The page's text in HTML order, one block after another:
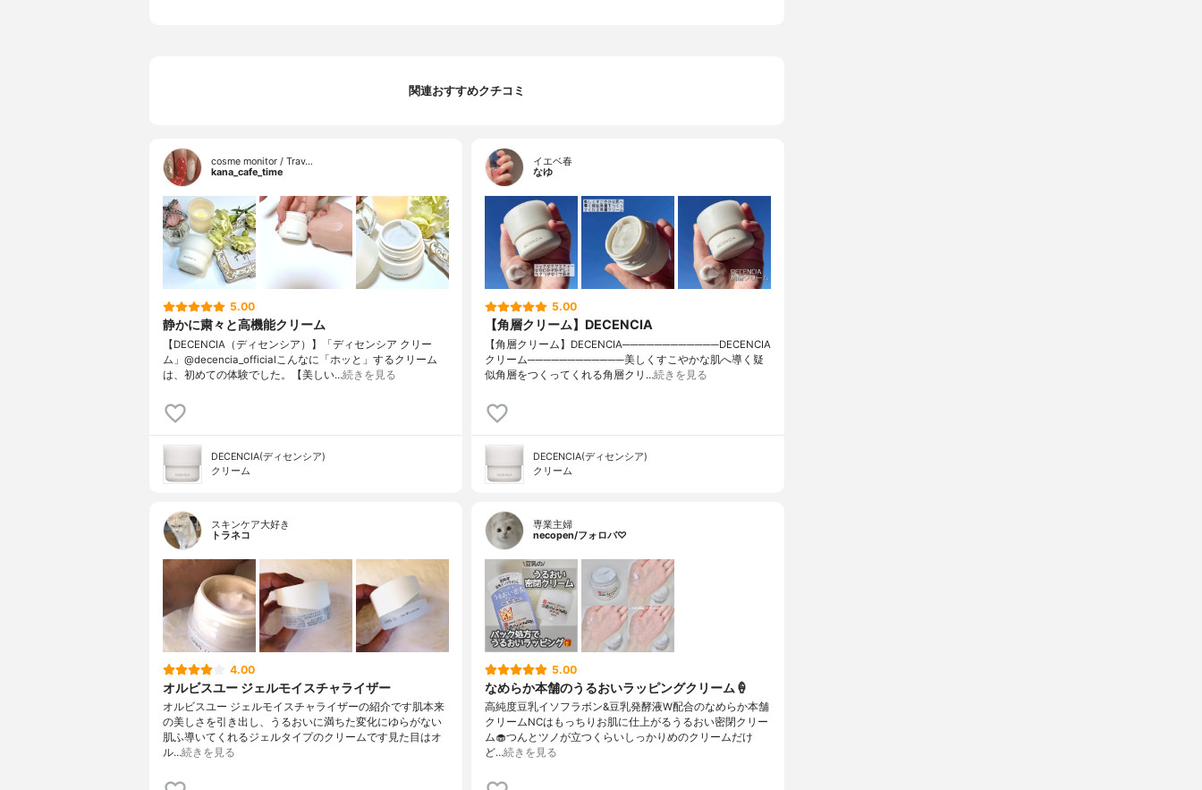
関連おすすめクチコミ
cosme monitor / Trav…
kana_cafe_time
5.00
静かに粛々と高機能クリーム
【DECENCIA（ディセンシア）】「ディセンシア クリー
ム」@decencia_officialこんなに「ホッと」するクリーム
は、初めての体験でした。【美しい…続きを見る
DECENCIA(ディセンシア)
クリーム
イエベ春
なゆ
5.00
【角層クリーム】DECENCIA
【角層クリーム】DECENCIA────────────DECENCIA
クリーム────────────美しくすこやかな肌へ導く疑
似角層をつくってくれる角層クリ…続きを見る
DECENCIA(ディセンシア)
クリーム
スキンケア大好き
トラネコ
4.00
オルビスユー ジェルモイスチャライザー
オルビスユー ジェルモイスチャライザーの紹介です肌本来
の美しさを引き出し、うるおいに満ちた変化にゆらがない
肌ふ導いてくれるジェルタイプのクリームです見た目はオ
ル…続きを見る
専業主婦
necopen/フォロバ♡
5.00
なめらか本舗のうるおいラッピングクリーム🍦
高純度豆乳イソフラボン&豆乳発酵液W配合のなめらか本舗
クリームNCはもっちりお肌に仕上がるうるおい密閉クリー
ム🧁つんとツノが立つくらいしっかりめのクリームだけ
ど…続きを見る